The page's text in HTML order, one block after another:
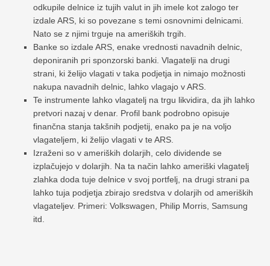
odkupile delnice iz tujih valut in jih imele kot zalogo ter
izdale ARS, ki so povezane s temi osnovnimi delnicami.
Nato se z njimi trguje na ameriških trgih.
Banke so izdale ARS, enake vrednosti navadnih delnic,
deponiranih pri sponzorski banki. Vlagatelji na drugi
strani, ki želijo vlagati v taka podjetja in nimajo možnosti
nakupa navadnih delnic, lahko vlagajo v ARS.
Te instrumente lahko vlagatelj na trgu likvidira, da jih lahko
pretvori nazaj v denar. Profil bank podrobno opisuje
finančna stanja takšnih podjetij, enako pa je na voljo
vlagateljem, ki želijo vlagati v te ARS.
Izraženi so v ameriških dolarjih, celo dividende se
izplačujejo v dolarjih. Na ta način lahko ameriški vlagatelj
zlahka doda tuje delnice v svoj portfelj, na drugi strani pa
lahko tuja podjetja zbirajo sredstva v dolarjih od ameriških
vlagateljev. Primeri: Volkswagen, Philip Morris, Samsung
itd.